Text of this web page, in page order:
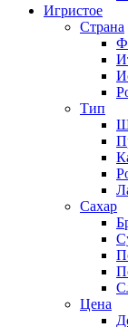
Игристое
Страна
Тип
Сахар
Цена